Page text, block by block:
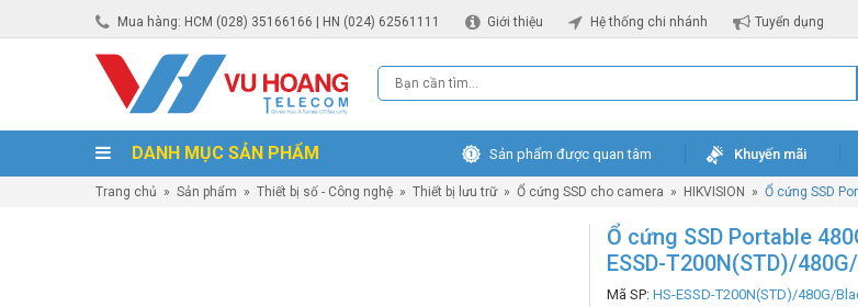
Mua hàng: HCM (028) 35166166 | HN (024) 62561111 Giới thiệu Hệ thống chi nhánh Tuyển dụng
DANH MỤC SẢN PHẨM Sản phẩm được quan tâm Khuyến mãi
Trang chủ » Sản phẩm » Thiết bị số - Công nghệ » Thiết bị lưu trữ » Ổ cứng SSD cho camera » HIKVISION » Ổ cứng SSD
Ổ cứng SSD Portable
ESSD-T200N(STD)/
Mã SP: HS-ESSD-T200N(STD)/480G/